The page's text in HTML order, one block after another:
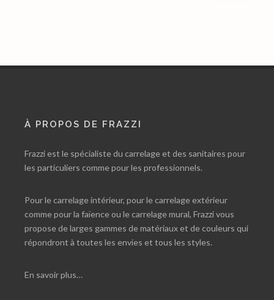
À PROPOS DE FRAZZI
Frazzi est le spécialiste du carrelage et des sanitaires pour
les particuliers comme pour les professionnels.
Pour le carrelage intérieur, pour le carrelage extérieur
comme pour la faïence ou le carrelage mural, Frazzi vous
propose de larges gammes de matériaux et de couleurs qui
répondront à toutes les envies et tous les styles.
En savoir plus…